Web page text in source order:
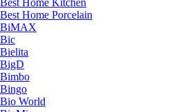
Best Home Kitchen
Best Home Porcelain
BiMAX
Bic
Bielita
BigD
Bimbo
Bingo
Bio World